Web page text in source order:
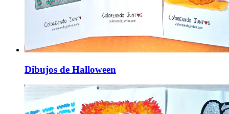
Dibujos de Halloween